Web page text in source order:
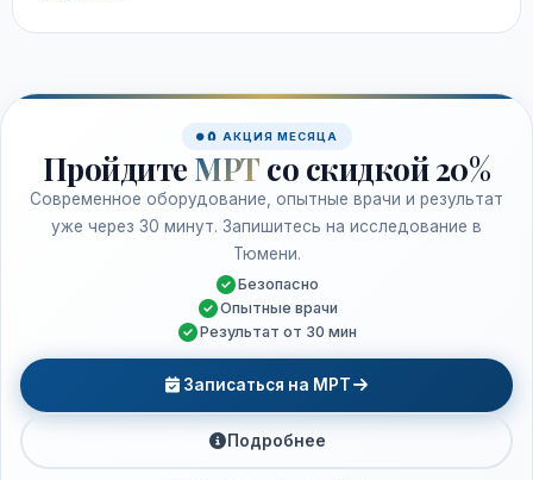
🧲 АКЦИЯ МЕСЯЦА
Пройдите МРТ со скидкой 20%
Современное оборудование, опытные врачи и результат
уже через 30 минут. Запишитесь на исследование в
Тюмени.
Безопасно
Опытные врачи
Результат от 30 мин
Записаться на МРТ
Подробнее